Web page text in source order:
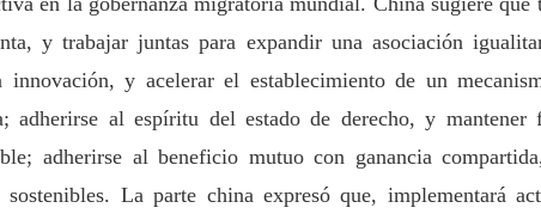
y trabajar juntas para expandir una asociación
y acelerar el establecimiento de un
adherirse al espíritu del estado de derecho, y mantener
adherirse al beneficio mutuo con ganancia
La parte china expresó que, implementará